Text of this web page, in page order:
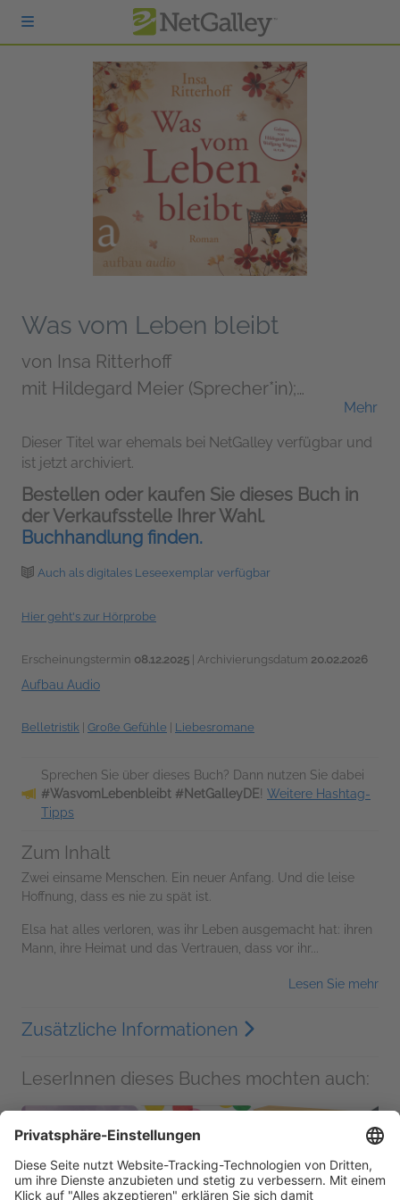
zum Hauptinhalt springen
Was vom Leben bleibt
von Insa Ritterhoff
mit Hildegard Meier (Sprecher*in);
Wolfgang Wagner (Sprecher*in); Jonathan
Springer (Sprecher*in); Marian Funk
(Sprecher*in); Chris Nonnast (Sprecher*in);
Esther Brandt (Sprecher*in)
Mehr
Dieser Titel war ehemals bei NetGalley verfügbar und
ist jetzt archiviert.
Bestellen oder kaufen Sie dieses Buch in
der Verkaufsstelle Ihrer Wahl.
Buchhandlung finden.
Auch als digitales Leseexemplar verfügbar
Hier geht's zur Hörprobe
Erscheinungstermin 08.12.2025 | Archivierungsdatum 20.02.2026
Aufbau Audio
Belletristik Große Gefühle Liebesromane
Sprechen Sie über dieses Buch? Dann nutzen Sie dabei
#WasvomLebenbleibt #NetGalleyDE! Weitere Hashtag-
Tipps
Zum Inhalt
Zwei einsame Menschen. Ein neuer Anfang. Und die leise
Hoffnung, dass es nie zu spät ist.
Elsa hat alles verloren, was ihr Leben ausgemacht hat: ihren
Mann, ihre Heimat und das Vertrauen, dass vor ihr...
Lesen Sie mehr
Zusätzliche Informationen
LeserInnen dieses Buches mochten auch: